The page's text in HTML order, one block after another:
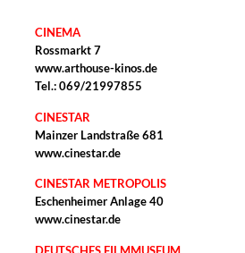
CINEMA
Rossmarkt 7
www.arthouse-kinos.de
Tel.: 069/21997855
CINESTAR
Mainzer Landstraße 681
www.cinestar.de
CINESTAR METROPOLIS
Eschenheimer Anlage 40
www.cinestar.de
DEUTSCHES FILMMUSEUM